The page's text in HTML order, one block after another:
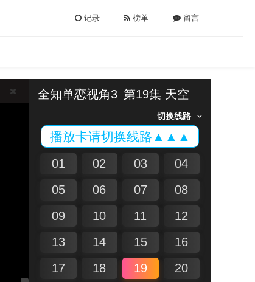
记录 榜单 留言
全知单恋视角3 第19集 天空
切换线路
播放卡请切换线路▲▲▲
01 02 03
04
05
06 07
08
09
10 11
12
13
14 15
16
17
18 19
20